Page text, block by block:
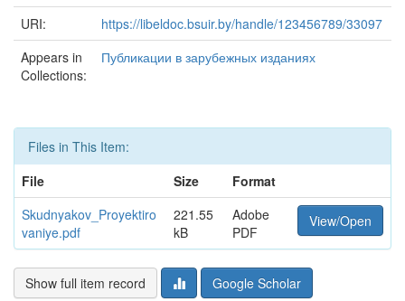
URI:
https://libeldoc.bsuir.by/handle/123456789/33097
Appears in
Collections:
Публикации в зарубежных изданиях
Files in This Item:
File
Size
Format
Skudnyakov_Proyektiro
vaniye.pdf
221.55
kB
Adobe
PDF
View/Open
Show full item record Google Scholar